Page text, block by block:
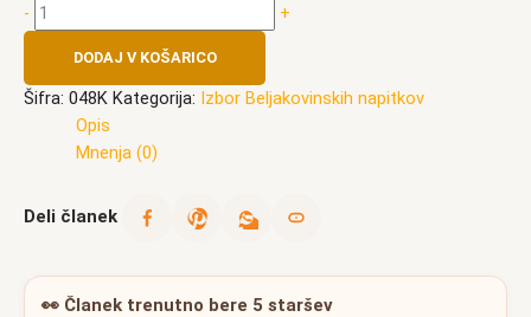
- +
DODAJ V KOŠARICO
Šifra: 048K Kategorija: Izbor Beljakovinskih napitkov
Opis
Mnenja (0)
Deli članek
👀 Članek trenutno bere 5 staršev